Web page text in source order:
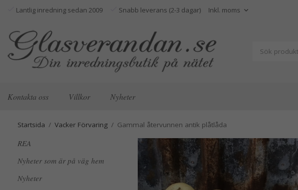
Lantlig inredning sedan 2009 Snabb leverans (2-3 dagar)
Kontakta oss Villkor Nyheter
Startsida / Vacker Förvaring / Gammal återvunnen antik plåtlåda
REA
Nyheter som är på väg hem
Nyheter